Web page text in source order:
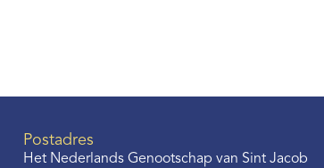
Postadres
Het Nederlands Genootschap van Sint Jacob